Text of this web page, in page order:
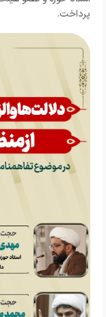
پرداخت.